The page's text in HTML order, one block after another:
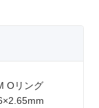
Oリング